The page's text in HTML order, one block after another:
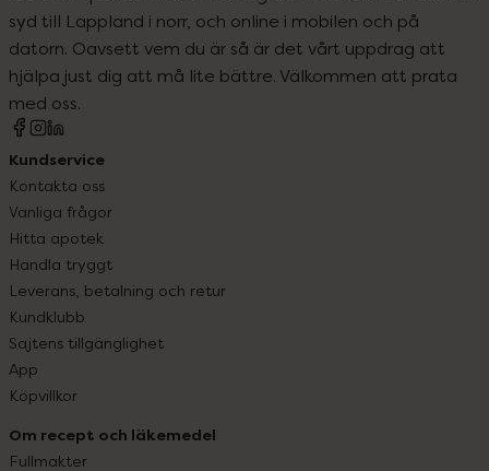
syd till Lappland i norr, och online i mobilen och på
datorn. Oavsett vem du är så är det vårt uppdrag att
hjälpa just dig att må lite bättre. Välkommen att prata
med oss.
Kundservice
Kontakta oss
Vanliga frågor
Hitta apotek
Handla tryggt
Leverans, betalning och retur
Kundklubb
Sajtens tillgänglighet
App
Köpvillkor
Om recept och läkemedel
Fullmakter